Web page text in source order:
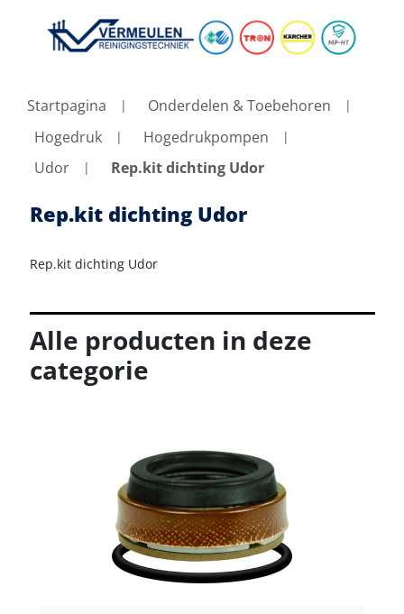
Startpagina
Onderdelen & Toebehoren
Hogedruk
Hogedrukpompen
Udor
Rep.kit dichting Udor
Rep.kit dichting Udor
Rep.kit dichting Udor
Alle producten in deze
categorie